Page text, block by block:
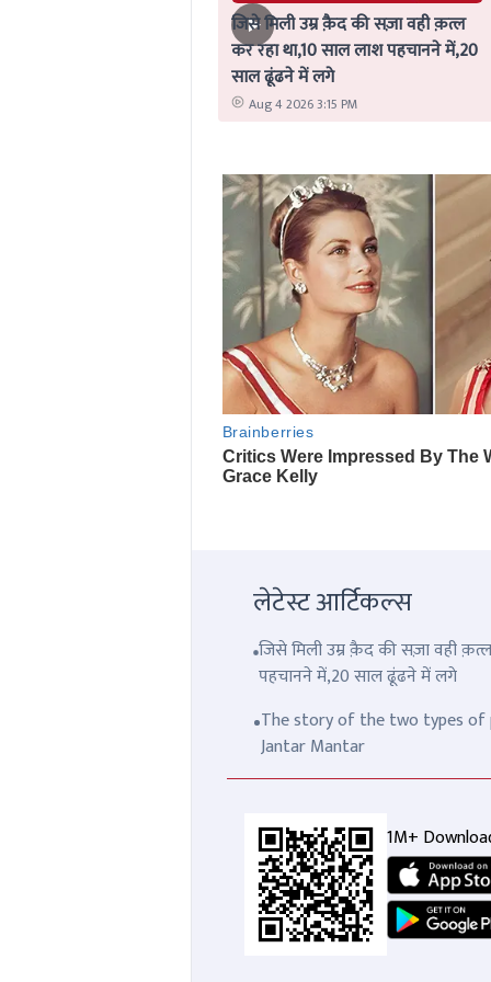
जिसे मिली उम्र क़ैद की सज़ा वही क़त्ल
कर रहा था,10 साल लाश पहचानने में,20
साल ढूंढने में लगे
Aug 4 2026 3:15 PM
लेटेस्ट आर्टिकल्स
जिसे मिली उम्र क़ैद की सज़ा वही
पहचानने में,20 साल ढूंढने में लगे
The story of the two types of
Jantar Mantar
1M+